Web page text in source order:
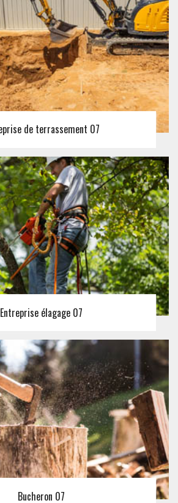
de terrassement 07
Entreprise élagage 07
Bucheron 07